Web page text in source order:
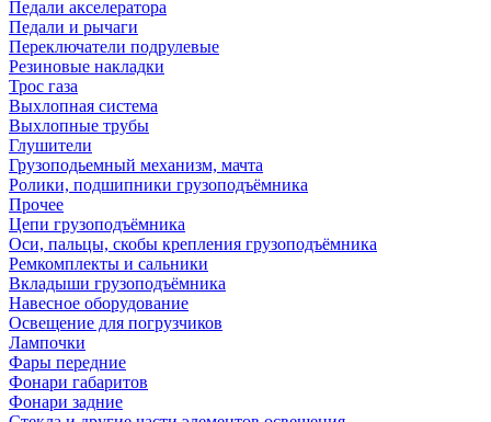
Педали акселератора
Педали и рычаги
Переключатели подрулевые
Резиновые накладки
Трос газа
Выхлопная система
Выхлопные трубы
Глушители
Грузоподьемный механизм, мачта
Ролики, подшипники грузоподъёмника
Прочее
Цепи грузоподъёмника
Оси, пальцы, скобы крепления грузоподъёмника
Ремкомплекты и сальники
Вкладыши грузоподъёмника
Навесное оборудование
Освещение для погрузчиков
Лампочки
Фары передние
Фонари габаритов
Фонари задние